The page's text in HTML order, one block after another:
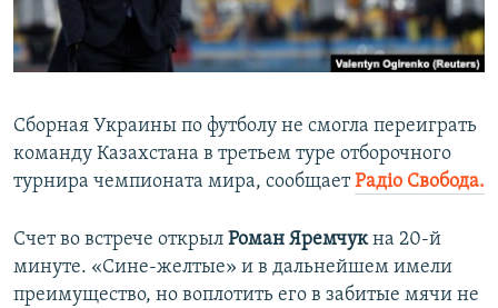
ПОБЕДИТЕЛЕЙ НЕ СУДЯТ?
КРЫМ.НЕПОКОРЕННЫЙ
УКРАИНСКАЯ ПРОБЛЕМА КРЫМА
ПРИСОЕДИНЯЙТЕСЬ!
Все сайты RFE/RL
Сборная Украины по футболу не смогла переиграть
команду Казахстана в третьем туре отборочного
турнира чемпионата мира, сообщает Радіо Свобода.
Счет во встрече открыл Роман Яремчукна 20-й
минуте. «Сине-желтые» и в дальнейшем имели
преимущество, но воплотить его в забитые мячи не